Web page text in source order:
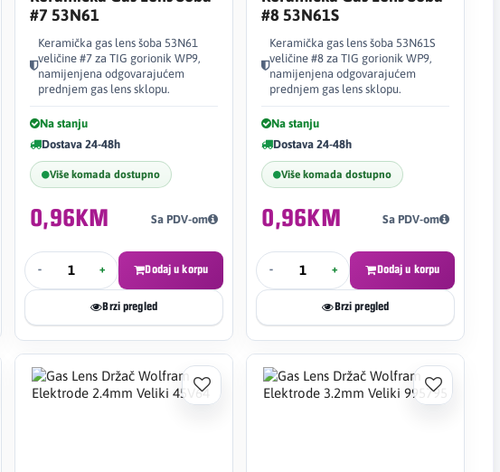
#7 53N61
Keramička gas lens šoba 53N61
veličine #7 za TIG gorionik WP9,
namijenjena odgovarajućem
prednjem gas lens sklopu.
Na stanju
Dostava 24-48h
Više komada dostupno
0,96KM Sa PDV-om
- + Dodaj u korpu
Brzi pregled
#8 53N61S
Keramička gas lens šoba 53N61S
veličine #8 za TIG gorionik WP9,
namijenjena odgovarajućem
prednjem gas lens sklopu.
Na stanju
Dostava 24-48h
Više komada dostupno
0,96KM Sa PDV-om
- + Dodaj u korpu
Brzi pregled